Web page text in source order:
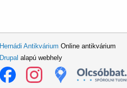
Hernádi Antikvárium Online antikvárium
Drupal alapú webhely